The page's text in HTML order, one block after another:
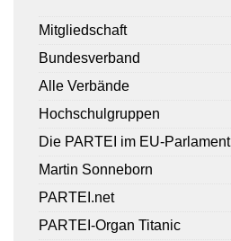
Mitgliedschaft
Bundesverband
Alle Verbände
Hochschulgruppen
Die PARTEI im EU-Parlament
Martin Sonneborn
PARTEI.net
PARTEI-Organ Titanic